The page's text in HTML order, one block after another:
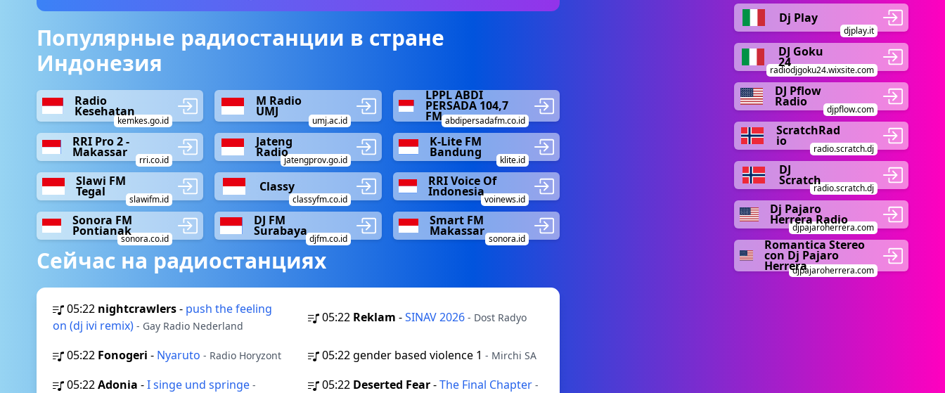
Популярные радиостанции в стране
Индонезия
Radio
Kesehatan
kemkes.go.id
M Radio
UMJ
umj.ac.id
LPPL ABDI
PERSADA 104,7
FM abdipersadafm.co.id
RRI Pro 2 -
Makassar
rri.co.id
Jateng
Radio
jatengprov.go.id
K-Lite FM
Bandung
klite.id
Slawi FM
Tegal
slawifm.id
Classy
classyfm.co.id
RRI Voice Of
Indonesia
voinews.id
Sonora FM
Pontianak
sonora.co.id
DJ FM
Surabaya
djfm.co.id
Smart FM
Makassar
sonora.id
Сейчас на радиостанциях
05:22 nightcrawlers- push the feeling
on (dj ivi remix) - Gay Radio Nederland
05:22 Reklam -SINAV 2026 - Dost Radyo
05:22 Fonogeri - Nyaruto - Radio Horyzont 05:22gender based violence 1 - Mirchi SA
05:22Adonia -I singe und springe -
05:22 Deserted Fear-The Final Chapter -
Dj Play
djplay.it
DJ Goku
24
radiodjgoku24.wixsite.com
DJ Pflow
Radio
djpflow.com
ScratchRad
io
radio.scratch.dj
DJ
Scratch
radio.scratch.dj
Dj Pajaro
Herrera Radio
djpajaroherrera.com
Romantica Stereo
con Dj Pajaro
Herreradjpajaroherrera.com